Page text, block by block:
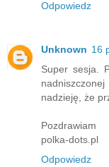
Odpowiedz
Unknown 16
Super sesja.
nadzieję, że
Pozdrawiam
polka-dots.pl
Odpowiedz